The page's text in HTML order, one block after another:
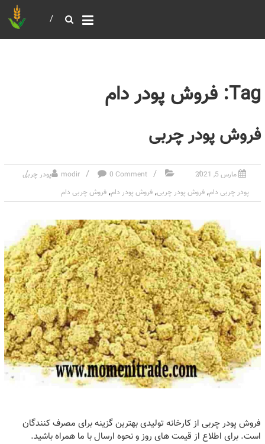
Tag: فروش پودر دام
فروش پودر چربی
مارس 5, 2021 modir 0 Comment
پودر چربی
پودر چربی دام, فروش پودر چربی, فروش پودر دام, فروش چربی دام
فروش پودر چربی از کارخانه تولیدی بهترین‌ گزینه برای مصرف کنندگان
است. برای اطلاع از قیمت های روز و نحوه ارسال با ما همراه باشید.